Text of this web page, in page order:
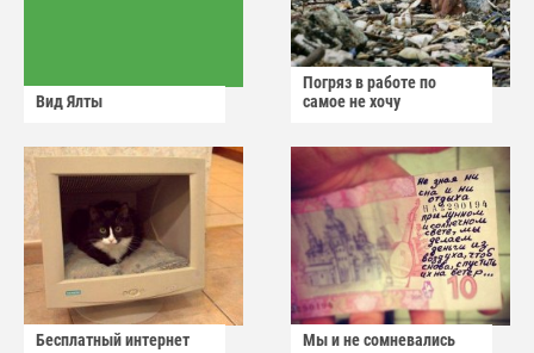
Вид Ялты
Погряз в работе по
самое не хочу
Бесплатный интернет Мы и не сомневались